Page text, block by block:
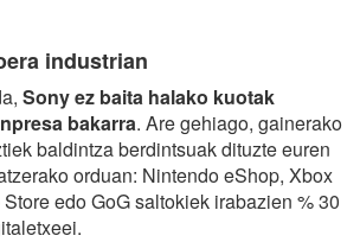
industrian
Sony ez baita halako kuotak
bakarra. Are gehiago, gainerako
baldintza berdintsuak dituzte euren
orduan: Nintendo eShop, Xbox
edo GoG saltokiek irabazien % 30